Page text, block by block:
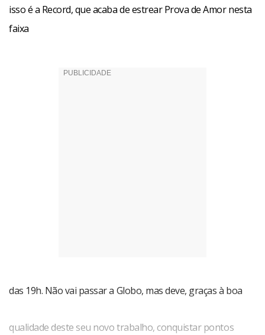
isso é a Record, que acaba de estrear Prova de Amor nesta
faixa
das 19h. Não vai passar a Globo, mas deve, graças à boa
qualidade deste seu novo trabalho, conquistar pontos